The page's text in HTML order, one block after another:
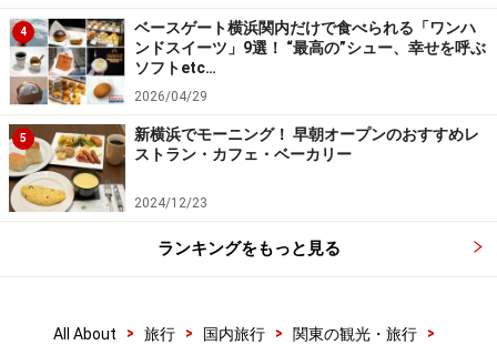
冷暖房完備のパークレンジャーズロッジ
グランピングが体験できる「ファイヤーフ
ォレスト」
ァイヤーフォレスト」
4
ベースゲート横浜関内だけで食べられる「ワンハ
ンドスイーツ」9選！ “最高の”シュー、幸せを呼ぶ
ソフトetc…
2026/04/29
5
新横浜でモーニング！ 早朝オープンのおすすめレ
ストラン・カフェ・ベーカリー
2024/12/23
ランキングをもっと見る
All About > 旅行 > 国内旅行 > 関東の観光・旅行
>